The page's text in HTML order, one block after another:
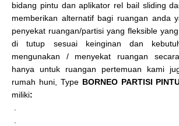
bidang pintu dan aplikator rel bail sliding
memberikan alternatif bagi ruangan anda
penyekat ruangan/partisi yang fleksible
di tutup sesuai keinginan dan
mengunakan / menyekat ruangan
hanya untuk ruangan pertemuan kami
rumah huni, Type BORNEO PARTISI
miliki: